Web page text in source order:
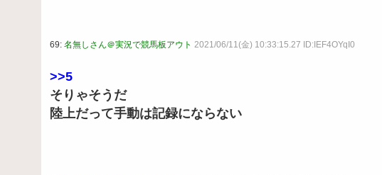
69: 名無しさん＠実況で競馬板アウト 2021/06/11(金) 10:33:15.27 ID:IEF4OYqI0
>>5
そりゃそうだ
陸上だって手動は記録にならない